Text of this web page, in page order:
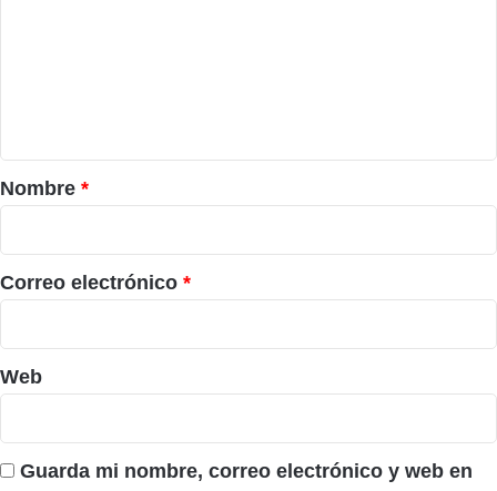
r
i
o
*
Nombre *
Correo electrónico *
Web
Guarda mi nombre, correo electrónico y web en